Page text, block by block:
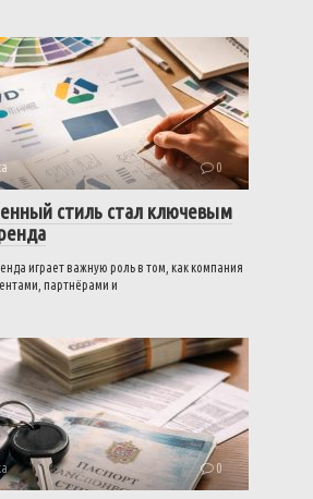
0
стиль стал ключевым
играет важную роль в том, как компания
партнёрами и
0